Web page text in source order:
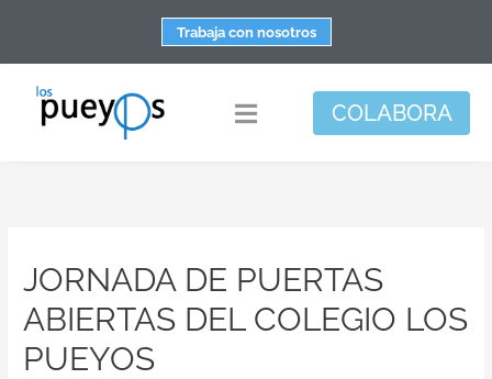
contenido
Trabaja con nosotros
Toggle
Apoyo personal y familiar
Espacio de bienestar
Responsabilidad social
COLABORA
JORNADA DE PUERTAS
ABIERTAS DEL COLEGIO LOS
PUEYOS